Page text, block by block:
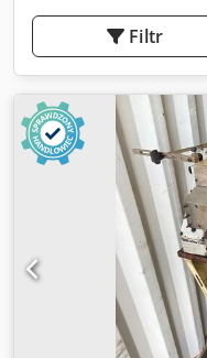
Filtr